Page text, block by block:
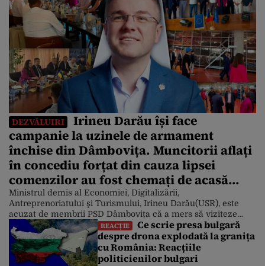
DEZVĂLUIRI
Irineu Darău își face
campanie la uzinele de armament
închise din Dâmbovița. Muncitorii aflați
în concediu forțat din cauza lipsei
comenzilor au fost chemați de acasă
pentru a da mâna cu Ministrul
Economiei
Ministrul demis al Economiei, Digitalizării,
Antreprenoriatului şi Turismului, Irineu Darău(USR), este
acuzat de membrii PSD Dâmbovița că a mers să viziteze
două uzine de armament, deși acestea au liniile de producţie
închise. Ba mai mult, a chemat oamenii de acasă ca să aibă
cu cine să dea mâna şi să facă poze de campanie. Ministrul
[…]
REACȚIE
Ce scrie presa bulgară
despre drona explodată la granița
cu România: Reacțiile
politicienilor bulgari